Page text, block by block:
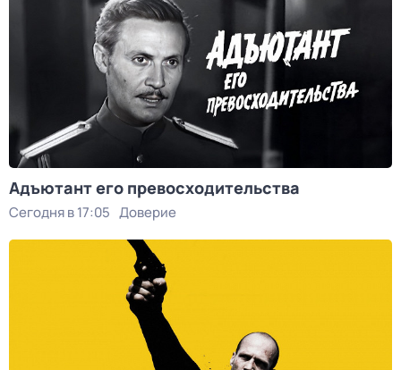
Адъютант его превосходительства
Сегодня в 17:05 Доверие